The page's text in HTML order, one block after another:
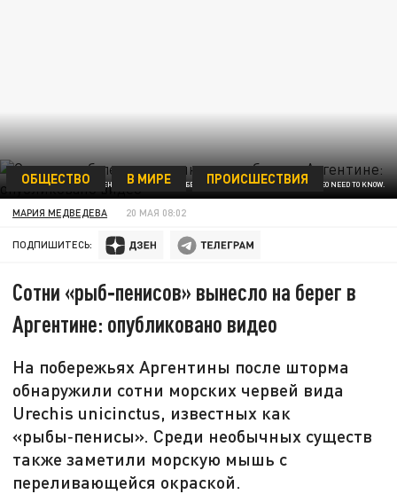
СОТНИ «РЫБ‑ПЕНИСОВ» ВЫНЕСЛО НА БЕРЕГ В АРГЕНТИНЕ. СКРИНШОТ ВИДЕО NEED TO KNOW.
ОБЩЕСТВО В МИРЕ ПРОИСШЕСТВИЯ
МАРИЯ МЕДВЕДЕВА 20 МАЯ 08:02
ПОДПИШИТЕСЬ:
Сотни «рыб‑пенисов» вынесло на берег в
Аргентине: опубликовано видео
На побережьях Аргентины после шторма
обнаружили сотни морских червей вида
Urechis unicinctus, известных как
«рыбы‑пенисы». Среди необычных существ
также заметили морскую мышь с
переливающейся окраской.